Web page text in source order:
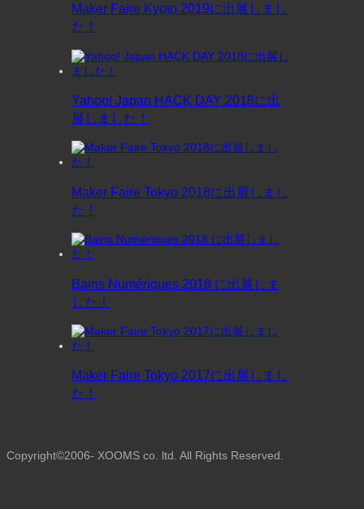
Maker Faire Kyoto 2019に出展しまし
た！
Yahoo! Japan HACK DAY 2018に出
展しました！
Maker Faire Tokyo 2018に出展しまし
た！
Bains Numériques 2018 に出展しま
した！
Maker Faire Tokyo 2017に出展しまし
た！
Copyright©2006- XOOMS co. ltd. All Rights Reserved.